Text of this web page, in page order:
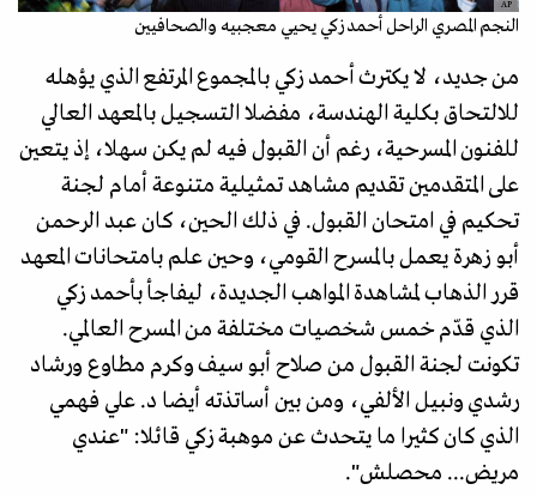
AP
النجم المصري الراحل أحمد زكي يحيي معجبيه والصحافيين
من جديد، لا يكترث أحمد زكي بالمجموع المرتفع الذي يؤهله
للالتحاق بكلية الهندسة، مفضلا التسجيل بالمعهد العالي
للفنون المسرحية، رغم أن القبول فيه لم يكن سهلا، إذ يتعين
على المتقدمين تقديم مشاهد تمثيلية متنوعة أمام لجنة
تحكيم في امتحان القبول. في ذلك الحين، كان عبد الرحمن
أبو زهرة يعمل بالمسرح القومي، وحين علم بامتحانات المعهد
قرر الذهاب لمشاهدة المواهب الجديدة، ليفاجأ بأحمد زكي
الذي قدّم خمس شخصيات مختلفة من المسرح العالمي.
تكونت لجنة القبول من صلاح أبو سيف وكرم مطاوع ورشاد
رشدي ونبيل الألفي، ومن بين أساتذته أيضا د. علي فهمي
الذي كان كثيرا ما يتحدث عن موهبة زكي قائلا: "عندي
مريض... محصلش".